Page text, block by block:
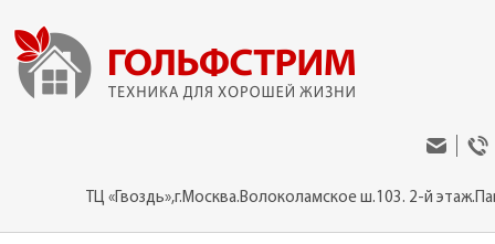
ТЦ «Гвоздь»,г.Москва.Волоколамское ш.103. 2-й